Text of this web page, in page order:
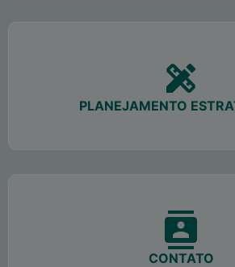
PLANEJAMENTO
CONTATO